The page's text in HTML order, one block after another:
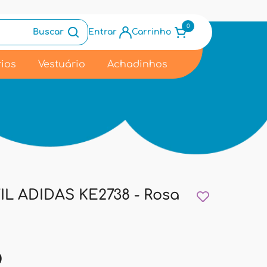
Buscar Entrar Carrinho
0
Vestuário Achadinhos
ADIDAS KE2738 - Rosa